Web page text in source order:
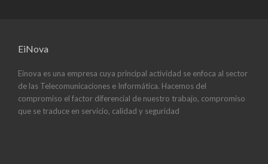
EiNova
Einova es una empresa cuya principal actividad se enfoca al sector
de las Telecomunicaciones e Informática. Hacemos del
compromiso el factor diferencial de nuestro trabajo, compromiso
que se traduce en servicio, calidad y seguridad